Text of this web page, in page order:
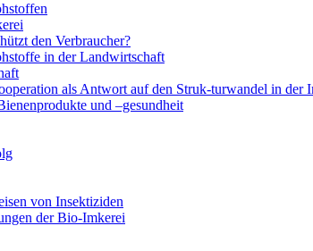
den Verbraucher?
in der Landwirtschaft
als Antwort auf den Struk-turwandel in der
und –gesundheit
von Insektiziden
der Bio-Imkerei